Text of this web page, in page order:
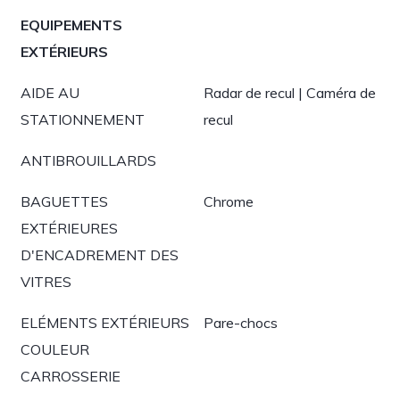
EQUIPEMENTS
EXTÉRIEURS
AIDE AU
STATIONNEMENT
Radar de recul | Caméra de
recul
ANTIBROUILLARDS
BAGUETTES
EXTÉRIEURES
D'ENCADREMENT DES
VITRES
Chrome
ELÉMENTS EXTÉRIEURS
COULEUR
CARROSSERIE
Pare-chocs